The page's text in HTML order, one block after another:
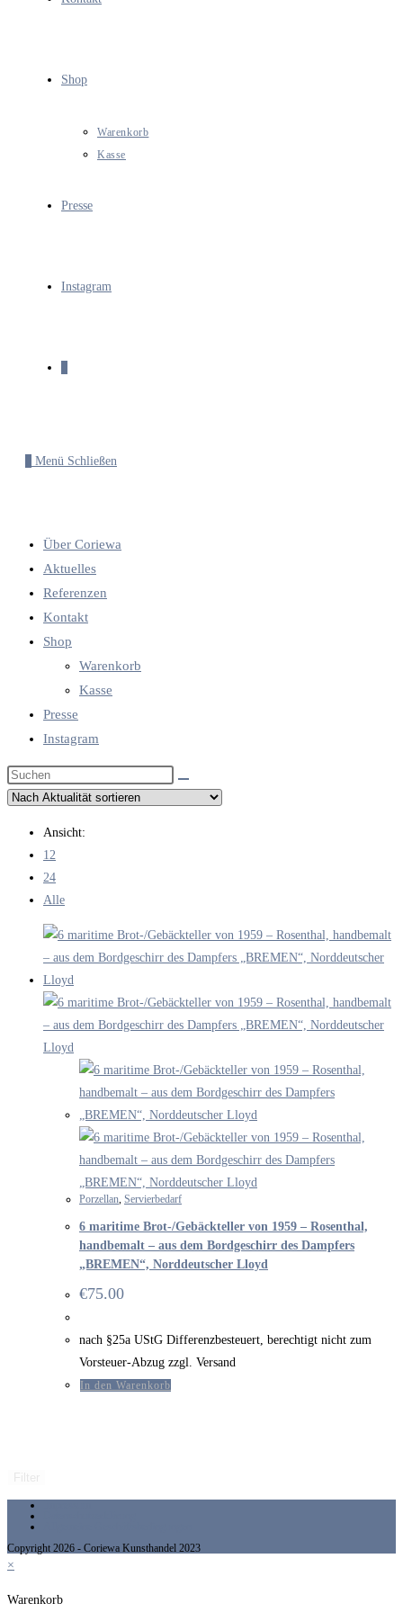
Shop
Warenkorb
Kasse
Presse
Instagram
Menü Schließen
Über Coriewa
Aktuelles
Referenzen
Kontakt
Shop
Warenkorb
Kasse
Presse
Instagram
Diese
Website
Ansicht:
12
24
Alle
Porzellan, Servierbedarf
6 maritime Brot-/Gebäckteller von 1959 – Rosenthal,
handbemalt – aus dem Bordgeschirr des Dampfers
„BREMEN“, Norddeutscher Lloyd
€75.00
nach §25a UStG Differenzbesteuert, berechtigt nicht zum
Vorsteuer-Abzug zzgl. Versand
In den Warenkorb
Copyright 2026 - Coriewa Kunsthandel 2023
×
Warenkorb